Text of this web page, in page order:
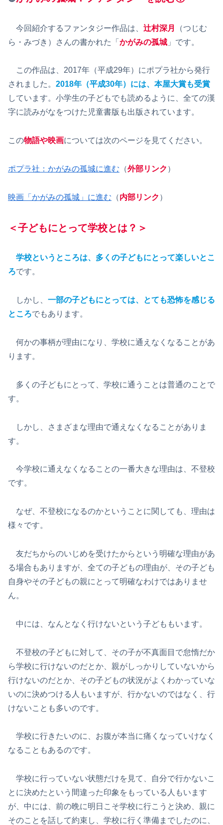
今回紹介するファンタジー作品は、 辻村深月
（つじむ
ら・みづき）さんの書かれた「 かがみの孤城 」です。
この作品は、2017年（平成29年）にポプラ社から発行
されました。 2018年（平成30年）には、本屋大賞も受賞
しています。小学生の子どもでも読めるように、全ての漢
字に読みがなをつけた児童書版も出版されています。
この物語や映画については次のページを見てください。
ポプラ社：かがみの孤城に進む （外部リンク ）
映画「かがみの孤城」に進む （内部リンク ）
＜子どもにとって学校とは？＞
学校というところは、多くの子どもにとって楽しいとこ
ろです。
しかし、 一部の子どもにとっては、とても恐怖を感じる
ところでもあります。
何かの事柄が理由になり、学校に通えなくなることがあ
ります。
多くの子どもにとって、学校に通うことは普通のことで
す。
しかし、さまざまな理由で通えなくなることがありま
す。
今学校に通えなくなることの一番大きな理由は、不登校
です。
なぜ、不登校になるのかということに関しても、理由は
様々です。
友だちからのいじめを受けたからという明確な理由があ
る場合もありますが、全ての子どもの理由が、その子ども
自身やその子どもの親にとって明確なわけではありませ
ん。
中には、なんとなく行けないという子どももいます。
不登校の子どもに対して、その子が不真面目で怠惰だか
ら学校に行けないのだとか、親がしっかりしていないから
行けないのだとか、その子どもの状況がよくわかっていな
いのに決めつける人もいますが、行かないのではなく、行
けないことも多いのです。
学校に行きたいのに、お腹が本当に痛くなっていけなく
なることもあるのです。
学校に行っていない状態だけを見て、自分で行かないこ
とに決めたという間違った印象をもっている人もいます
が、中には、前の晩に明日こそ学校に行こうと決め、親に
そのことを話して約束し、学校に行く準備までしたのに、